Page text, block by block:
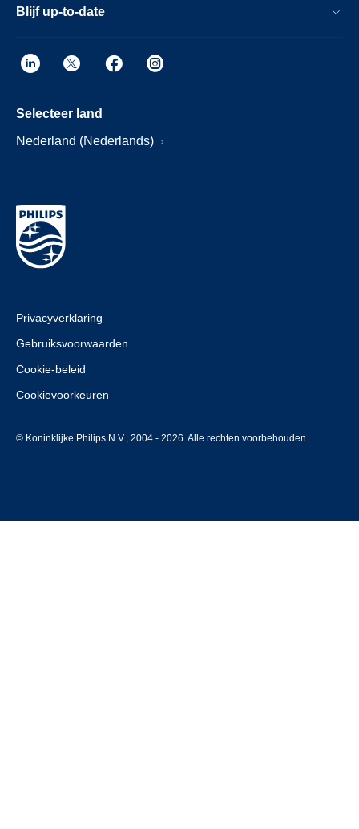
Blijf up-to-date
Selecteer land
Nederland (Nederlands)
Privacyverklaring
Gebruiksvoorwaarden
Cookie-beleid
Cookievoorkeuren
© Koninklijke Philips N.V., 2004 - 2026. Alle rechten voorbehouden.